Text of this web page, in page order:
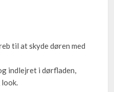
til at skyde døren med
indlejret i dørfladen,